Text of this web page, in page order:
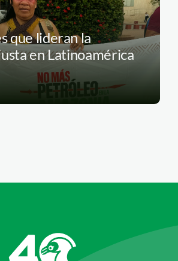
que lideran la
en Latinoamérica